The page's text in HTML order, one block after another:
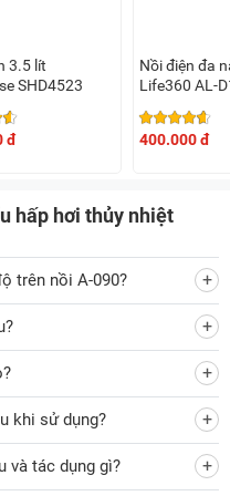
cho hương vị và nhiệt độ
món ăn được nấu chín
lẩu hấp hơi thủy nhiệt
nhiều món ăn trong
toàn phù hợp với gia
buổi họp mặt, tụ tập bạn
về việc nấu nướng nhiều
đảm bảo an toàn và dễ vệ
3.5 lít
SHD4523
đ
Nồi điện đa
Life360 AL-
400.000 đ
hấp hơi thủy nhiệt
trên nồi A-090?
khi sử dụng?
và tác dụng gì?